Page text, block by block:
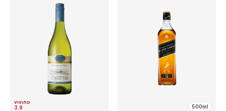
3.9 500ml